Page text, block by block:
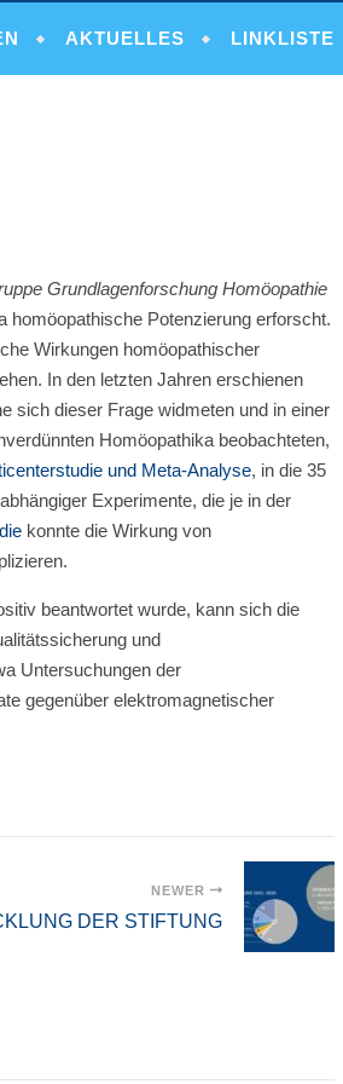
AKTUELLES LINKLISTE
Grundlagenforschung Homöopathie
homöopathische Potenzierung erforscht.
Wirkungen homöopathischer
In den letzten Jahren erschienen
sich dieser Frage widmeten und in einer
Homöopathika beobachteten,
und Meta-Analyse, in die 35
Experimente, die je in der
konnte die Wirkung von
beantwortet wurde, kann sich die
und
Untersuchungen der
gegenüber elektromagnetischer
NEWER
DER STIFTUNG